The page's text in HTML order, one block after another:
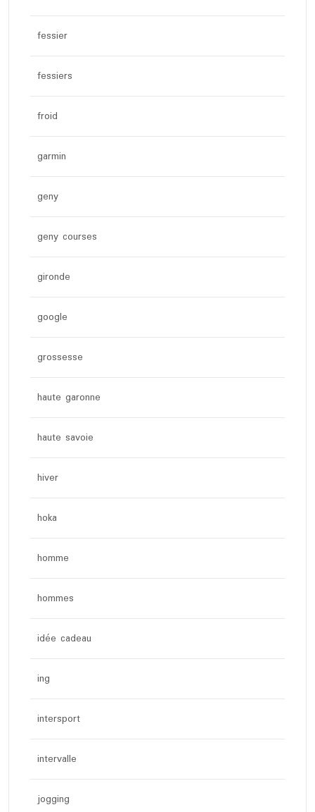
fessier
fessiers
froid
garmin
geny
geny courses
gironde
google
grossesse
haute garonne
haute savoie
hiver
hoka
homme
hommes
idée cadeau
ing
intersport
intervalle
jogging